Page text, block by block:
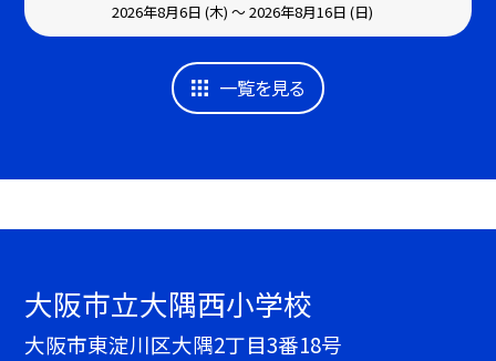
2026年8月6日 (木) ～ 2026年8月16日 (日)
一覧を見る
大阪市立大隅西小学校
大阪市東淀川区大隅2丁目3番18号